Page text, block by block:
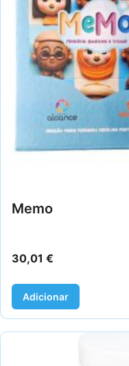
Memo
30,01 €
Adicionar